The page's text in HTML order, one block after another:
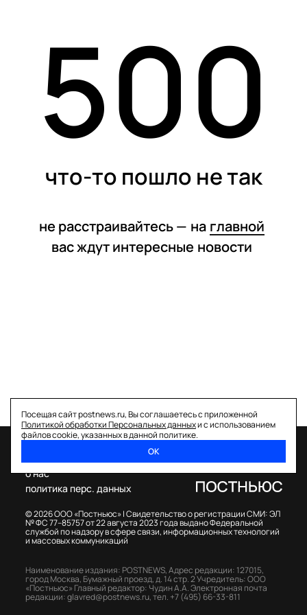
статьи
500
что-то пошло не так
не расстраивайтесь — на главной
вас ждут интересные новости
Посещая сайт postnews.ru, Вы соглашаетесь с приложенной
Политикой обработки Персональных данныхи с использованием
файлов cookie, указанных в данной политике.
ОК
© 2026 ООО «Постньюс» |Свидетельство о регистрации СМИ: ЭЛ
№ ФС 77–85757 от 22 августа 2023 года выдано Федеральной
службой по надзору в сфере связи, информационных технологий
и массовых коммуникаций
о нас
политика перс. данных
Наименование издания: POSTNEWS,Адрес редакции: 127015,
город Москва, Бумажный проезд, д. 14 стр. 2Учредитель: ООО
«Постньюс» Главный редактор: Чудин А.А.Электронная почта
редакции:glavred@postnews.ru,тел. +7 (495) 66-33-811